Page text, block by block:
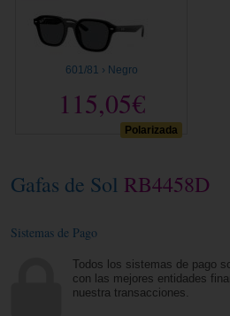
Polarizada
601/81 › Negro
115,05€
Gafas de Sol RB4458D
Sistemas de Pago
Todos los sistemas de pago
con las mejores entidades
nuestra transacciones.